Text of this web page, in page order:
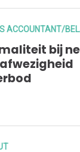
ACCOUNTANT/
bij